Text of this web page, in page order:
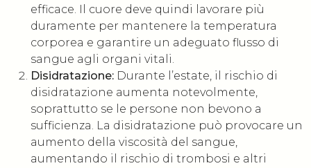
efficace. Il cuore deve quindi lavorare più
duramente per mantenere la temperatura
corporea e garantire un adeguato flusso di
sangue agli organi vitali.
Disidratazione: Durante l’estate, il rischio di
disidratazione aumenta notevolmente,
soprattutto se le persone non bevono a
sufficienza. La disidratazione può provocare un
aumento della viscosità del sangue,
aumentando il rischio di trombosi e altri